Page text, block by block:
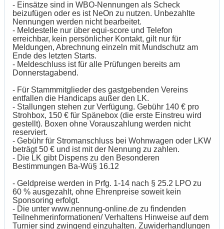
- Einsätze sind in WBO-Nennungen als Scheck
beizufügen oder es ist NeOn zu nutzen. Unbezahlte
Nennungen werden nicht bearbeitet.
- Meldestelle nur über equi-score und Telefon
erreichbar, kein persönlicher Kontakt, gilt nur für
Meldungen, Abrechnung einzeln mit Mundschutz am
Ende des letzten Starts.
- Meldeschluss ist für alle Prüfungen bereits am
Donnerstagabend.
- Für Stammmitglieder des gastgebenden Vereins
entfallen die Handicaps außer den LK.
- Stallungen stehen zur Verfügung. Gebühr 140 € pro
Strohbox, 150 € für Spänebox (die erste Einstreu wird
gestellt). Boxen ohne Vorauszahlung werden nicht
reserviert.
- Gebühr für Stromanschluss bei Wohnwagen oder LKW
beträgt 50 € und ist mit der Nennung zu zahlen.
- Die LK gibt Dispens zu den Besonderen
Bestimmungen Ba-Wü§ 16.12
- Geldpreise werden in Prfg. 1-14 nach § 25.2 LPO zu
60 % ausgezahlt, ohne Ehrenpreise soweit kein
Sponsoring erfolgt.
- Die unter www.nennung-online.de zu findenden
Teilnehmerinformationen/ Verhaltens Hinweise auf dem
Turnier sind zwingend einzuhalten. Zuwiderhandlungen